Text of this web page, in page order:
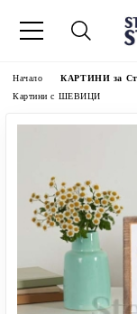
Начало КАРТИНИ за
Картини с ШЕВИЦИ